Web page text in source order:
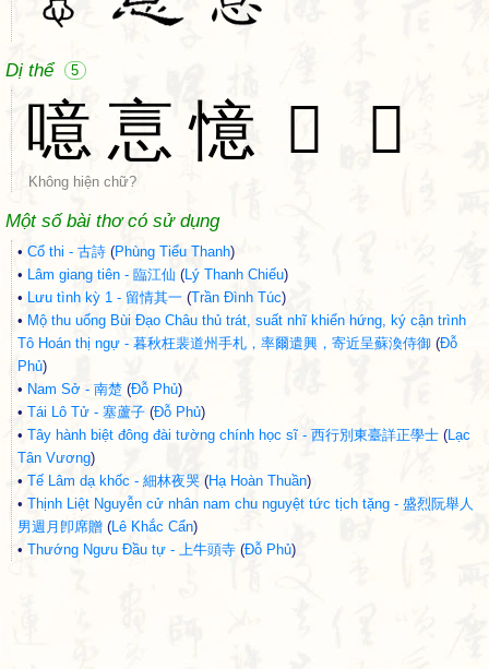
Dị thể 5
噫 悥 憶 𠶷 𢡃
Không hiện chữ?
Một số bài thơ có sử dụng
• Cổ thi - 古詩 (Phùng Tiểu Thanh)
• Lâm giang tiên - 臨江仙 (Lý Thanh Chiếu)
• Lưu tình kỳ 1 - 留情其一 (Trần Đình Túc)
• Mộ thu uổng Bùi Đạo Châu thủ trát, suất nhĩ khiển hứng, ký cận trình
Tô Hoán thị ngự - 暮秋枉裴道州手札，率爾遣興，寄近呈蘇渙侍御 (Đỗ
Phủ)
• Nam Sở - 南楚 (Đỗ Phủ)
• Tái Lô Tử - 塞蘆子 (Đỗ Phủ)
• Tây hành biệt đông đài tường chính học sĩ - 西行別東臺詳正學士 (Lạc
Tân Vương)
• Tế Lâm dạ khốc - 細林夜哭 (Hạ Hoàn Thuần)
• Thịnh Liệt Nguyễn cử nhân nam chu nguyệt tức tịch tặng - 盛烈阮舉人
男週月卽席贈 (Lê Khắc Cẩn)
• Thướng Ngưu Đầu tự - 上牛頭寺 (Đỗ Phủ)